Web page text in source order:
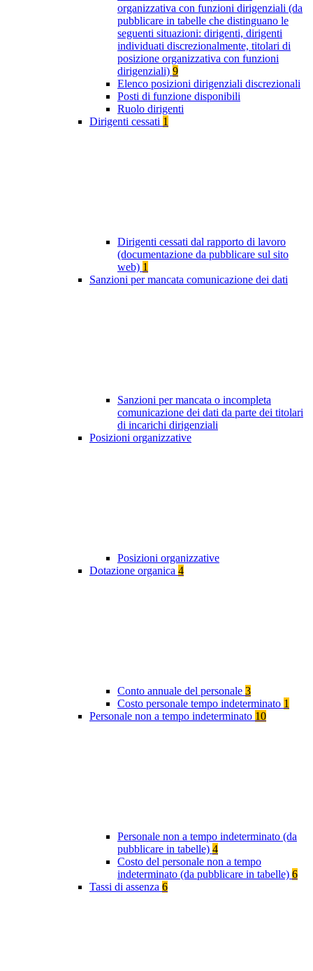
organizzativa con funzioni dirigenziali (da
pubblicare in tabelle che distinguano le
seguenti situazioni: dirigenti, dirigenti
individuati discrezionalmente, titolari di
posizione organizzativa con funzioni
dirigenziali) 9
Elenco posizioni dirigenziali discrezionali
Posti di funzione disponibili
Ruolo dirigenti
Dirigenti cessati 1
Dirigenti cessati dal rapporto di lavoro
(documentazione da pubblicare sul sito
web) 1
Sanzioni per mancata comunicazione dei dati
Sanzioni per mancata o incompleta
comunicazione dei dati da parte dei titolari
di incarichi dirigenziali
Posizioni organizzative
Posizioni organizzative
Dotazione organica 4
Conto annuale del personale 3
Costo personale tempo indeterminato 1
Personale non a tempo indeterminato 10
Personale non a tempo indeterminato (da
pubblicare in tabelle) 4
Costo del personale non a tempo
indeterminato (da pubblicare in tabelle) 6
Tassi di assenza 6